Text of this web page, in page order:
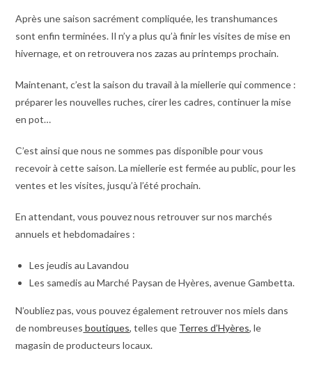
Après une saison sacrément compliquée, les transhumances
sont enfin terminées. Il n’y a plus qu’à finir les visites de mise en
hivernage, et on retrouvera nos zazas au printemps prochain.
Maintenant, c’est la saison du travail à la miellerie qui commence :
préparer les nouvelles ruches, cirer les cadres, continuer la mise
en pot…
C’est ainsi que nous ne sommes pas disponible pour vous
recevoir à cette saison. La miellerie est fermée au public, pour les
ventes et les visites, jusqu’à l’été prochain.
En attendant, vous pouvez nous retrouver sur nos marchés
annuels et hebdomadaires :
Les jeudis au Lavandou
Les samedis au Marché Paysan de Hyères, avenue Gambetta.
N’oubliez pas, vous pouvez également retrouver nos miels dans
de nombreuses boutiques, telles que Terres d’Hyères, le
magasin de producteurs locaux.